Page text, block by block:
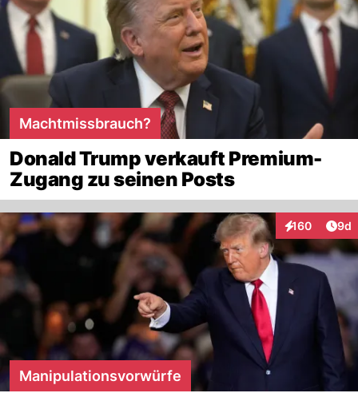
Machtmissbrauch?
Donald Trump verkauft Premium-
Zugang zu seinen Posts
160
Interaktionen
9d
Manipulationsvorwürfe